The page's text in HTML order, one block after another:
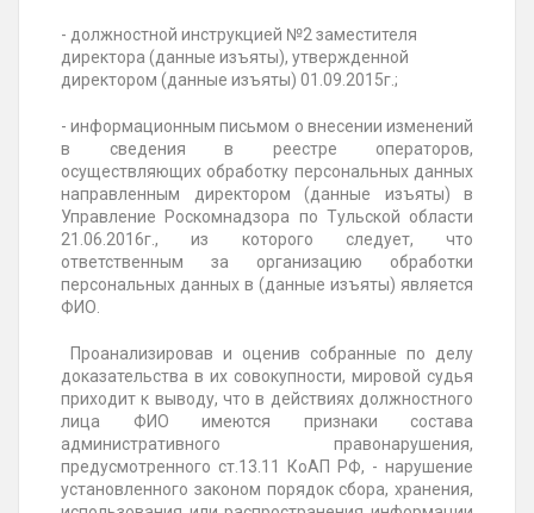
- должностной инструкцией №2 заместителя
директора (данные изъяты), утвержденной
директором (данные изъяты) 01.09.2015г.;
- информационным письмом о внесении изменений
в сведения в реестре операторов,
осуществляющих обработку персональных данных
направленным директором (данные изъяты) в
Управление Роскомнадзора по Тульской области
21.06.2016г., из которого следует, что
ответственным за организацию обработки
персональных данных в (данные изъяты) является
ФИО.
Проанализировав и оценив собранные по делу
доказательства в их совокупности, мировой судья
приходит к выводу, что в действиях должностного
лица ФИО имеются признаки состава
административного правонарушения,
предусмотренного ст.13.11 КоАП РФ, - нарушение
установленного законом порядок сбора, хранения,